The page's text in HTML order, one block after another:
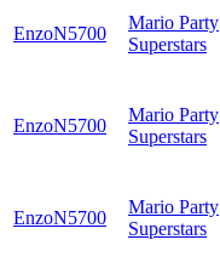
EnzoN5700
Mario Party
Superstars
EnzoN5700
Mario Party
Superstars
EnzoN5700
Mario Party
Superstars